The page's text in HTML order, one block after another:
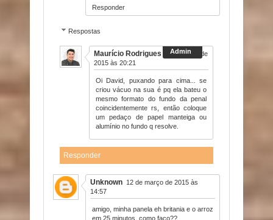
Responder
Respostas
Maurício Rodrigues
1 de março de
2015 às 20:21
Oi David, puxando para cima... se
criou vácuo na sua é pq ela bateu o
mesmo formato do fundo da penal
coincidentemente rs, então coloque
um pedaço de papel manteiga ou
alumínio no fundo q resolve.
Responder
Unknown 12 de março de 2015 às
14:57
amigo, minha panela eh britania e o arroz
em 25 minutos, como faço??